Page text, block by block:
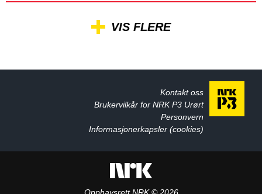
VIS FLERE
Kontakt oss
Brukervilkår for NRK P3 Urørt
Personvern
Informasjonerkapsler (cookies)